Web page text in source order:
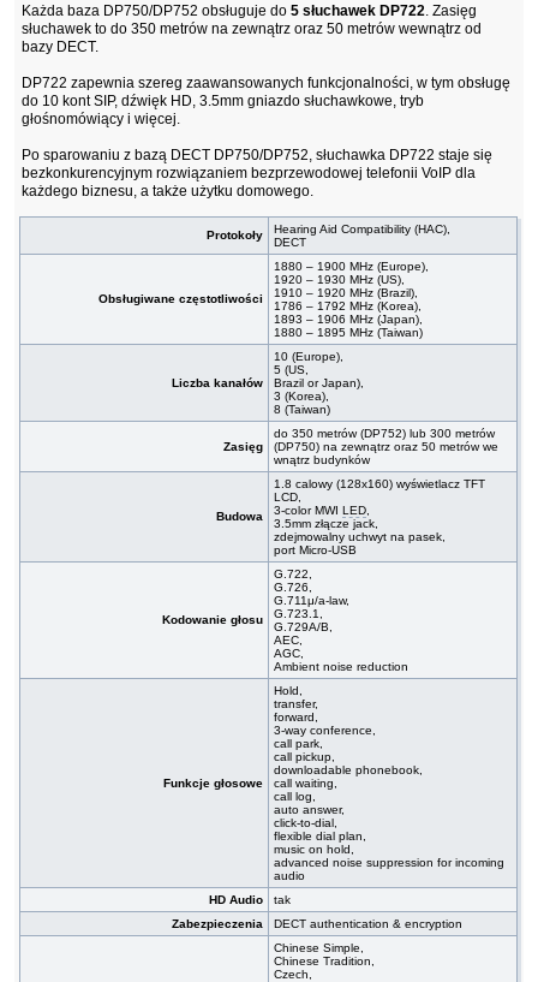
Każda baza DP750/DP752 obsługuje do5 słuchawek DP722. Zasięg
słuchawek to do 350 metrów na zewnątrz oraz 50 metrów wewnątrz od
bazy DECT.
DP722 zapewnia szereg zaawansowanych funkcjonalności, w tym obsługę
do 10 kont SIP, dźwięk HD, 3.5mm gniazdo słuchawkowe, tryb
głośnomówiący i więcej.
Po sparowaniu z bazą DECT DP750/DP752, słuchawka DP722 staje się
bezkonkurencyjnym rozwiązaniem bezprzewodowej telefonii VoIP dla
każdego biznesu, a także użytku domowego.
Protokoły
Hearing Aid Compatibility (HAC),
DECT
Obsługiwane częstotliwości
1880 – 1900 MHz (Europe),
1920 – 1930 MHz (US),
1910 – 1920 MHz (Brazil),
1786 – 1792 MHz (Korea),
1893 – 1906 MHz (Japan),
1880 – 1895 MHz (Taiwan)
Liczba kanałów
10 (Europe),
5 (US,
Brazil or Japan),
3 (Korea),
8 (Taiwan)
Zasięg
do 350 metrów (DP752) lub 300 metrów
(DP750) na zewnątrz oraz 50 metrów we
wnątrz budynków
Budowa
1.8 calowy (128x160) wyświetlacz TFT
LCD,
3-color MWILED,
3.5mm złącze jack,
zdejmowalny uchwyt na pasek,
port Micro-USB
Kodowanie głosu
G.722,
G.726,
G.711μ/a-law,
G.723.1,
G.729A/B,
AEC,
AGC,
Ambient noise reduction
Funkcje głosowe
Hold,
transfer,
forward,
3-way conference,
call park,
call pickup,
downloadable phonebook,
call waiting,
call log,
auto answer,
click-to-dial,
flexible dial plan,
music on hold,
advanced noise suppression for incoming
audio
HD Audio
tak
Zabezpieczenia
DECT authentication & encryption
Chinese Simple,
Chinese Tradition,
Czech,